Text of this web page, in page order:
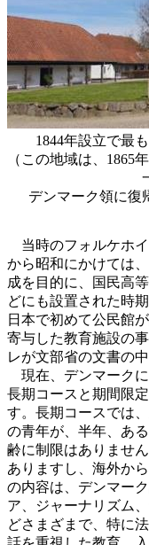
1844年設立で最
（この地域は、1865
デンマーク領に復
当時のフォルケホ
から昭和にかけては
成を目的に、国民高
どにも設置された時
日本で初めて公民館
寄与した教育施設の
レが文部省の文書の
現在、デンマークに
長期コースと期間限
す。長期コースでは
の青年が、半年、あ
齢に制限はありませ
ありますし、海外か
の内容は、デンマー
ア、ジャーナリズム
どさまざまで、特に